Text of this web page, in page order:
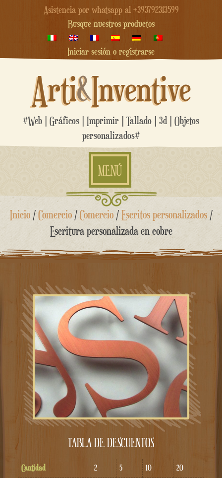
Asistencia por whatsapp al +393792313599
Busque nuestros productos
Iniciar sesión o registrarse
Arti&Inventive
#Web | Gráficos | Imprimir | Tallado | 3d | Objetos
personalizados#
MENÚ
saltar
Inicio/Comercio/Comercio/Escritos personalizados/
Escritura personalizada en cobre
TABLA DE DESCUENTOS
Cantidad 2 5 10
20